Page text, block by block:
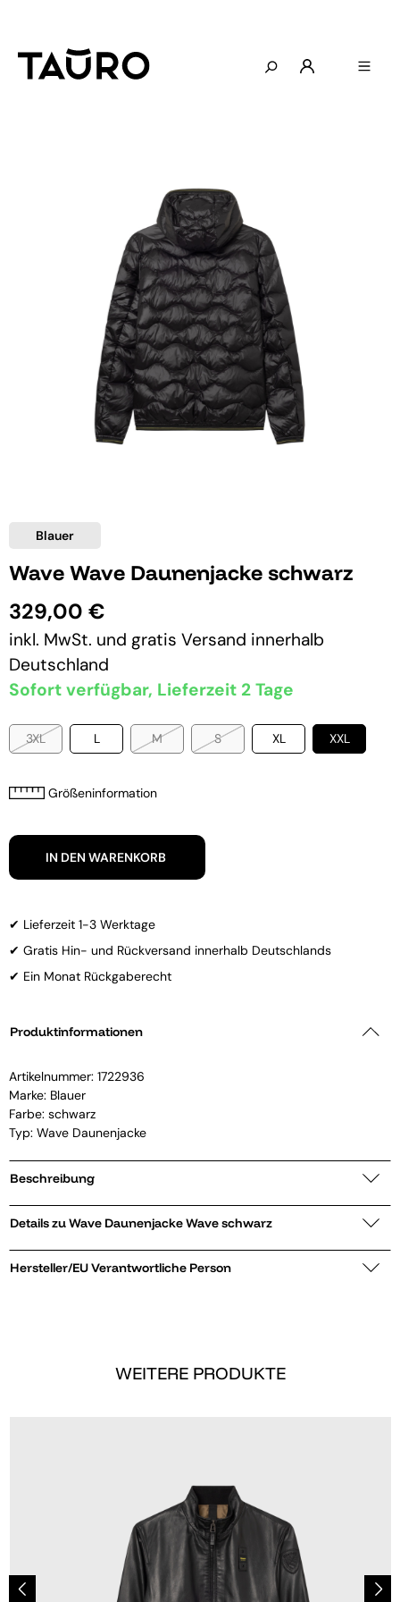
Blauer
Wave Wave Daunenjacke schwarz
329,00 €
inkl. MwSt. und gratis Versand innerhalb
Deutschland
Sofort verfügbar, Lieferzeit 2 Tage
3XL L M S XL XXL
Größeninformation
IN DEN WARENKORB
✔ Lieferzeit 1-3 Werktage
✔ Gratis Hin- und Rückversand innerhalb Deutschlands
✔ Ein Monat Rückgaberecht
Produktinformationen
Artikelnummer: 1722936
Marke: Blauer
Farbe: schwarz
Typ: Wave Daunenjacke
Beschreibung
Details zu Wave Daunenjacke Wave schwarz
Hersteller/EU Verantwortliche Person
WEITERE PRODUKTE